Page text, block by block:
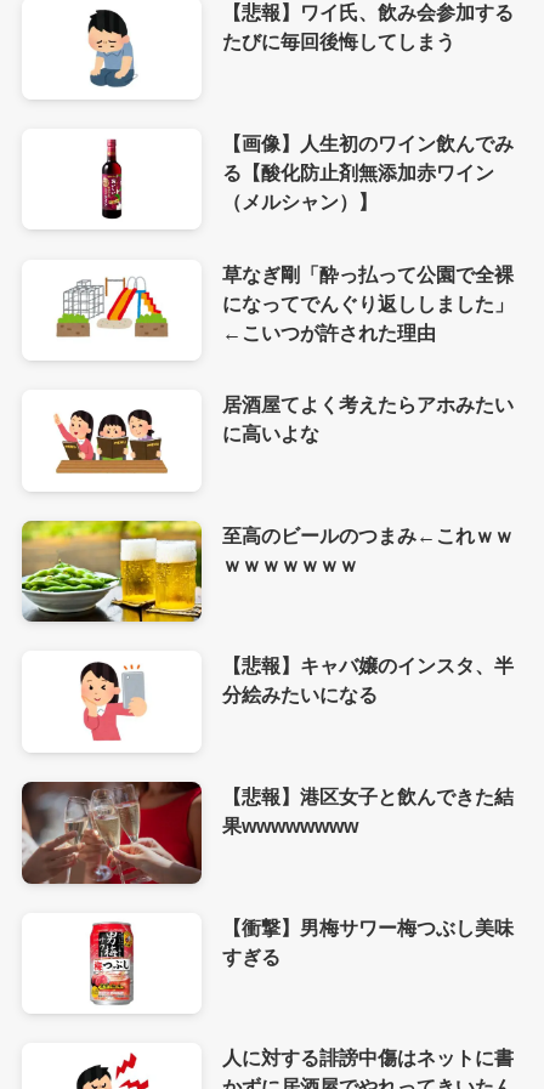
【悲報】ワイ氏、飲み会参加する
たびに毎回後悔してしまう
【画像】人生初のワイン飲んでみ
る【酸化防止剤無添加赤ワイン
（メルシャン）】
草なぎ剛「酔っ払って公園で全裸
になってでんぐり返ししました」
←こいつが許された理由
居酒屋てよく考えたらアホみたい
に高いよな
至高のビールのつまみ←これｗｗ
ｗｗｗｗｗｗｗ
【悲報】キャバ嬢のインスタ、半
分絵みたいになる
【悲報】港区女子と飲んできた結
果wwwwwwww
【衝撃】男梅サワー梅つぶし美味
すぎる
人に対する誹謗中傷はネットに書